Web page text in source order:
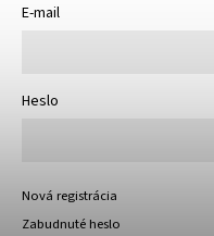
E-mail
Heslo
Nová registrácia
Zabudnuté heslo